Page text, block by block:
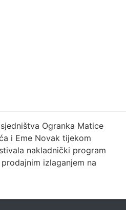
Ogranka Matice
i Eme Novak tijekom
nakladnički program
izlaganjem na